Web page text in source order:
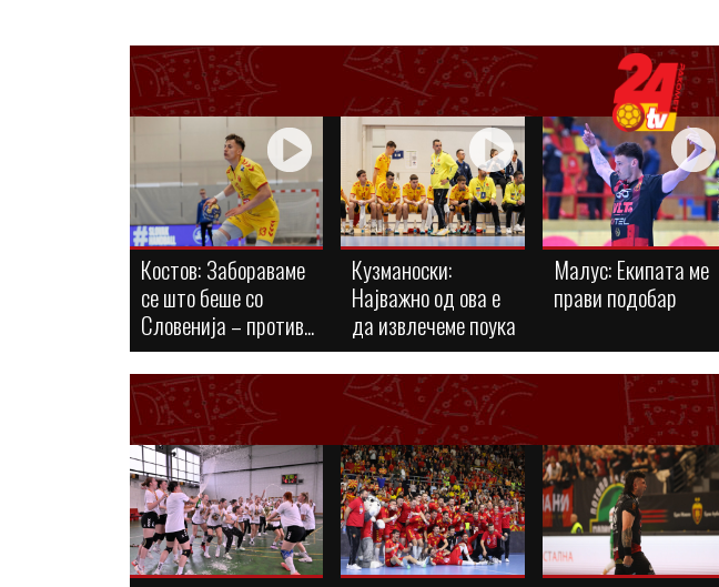
Костов: Забораваме
се што беше со
Словенија – против...
Кузманоски:
Најважно од ова е
да извлечеме поука
Малус: Eкипата ме
прави подобар